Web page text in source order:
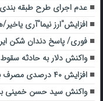
عدم اجرای طرح طبقه بندی مشاغل در
افزایش"ارز نیما"آری
فوری/ پاسخ دندان شکن
واکنش دلار به حادثه سقوط
افزایش ۴۰ درصدی مصرف بنزین در کشور | اصلاح الگوی مصرف یا گرانی؟
واکنش سید حسن خمینی به